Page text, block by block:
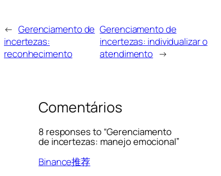
← Gerenciamento de
incertezas:
reconhecimento
Gerenciamento de
incertezas: individualizar o
atendimento →
Comentários
8 responses to “Gerenciamento
de incertezas: manejo emocional”
Binance推荐